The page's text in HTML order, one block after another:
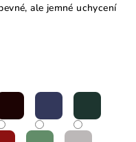
ale jemné uchycení